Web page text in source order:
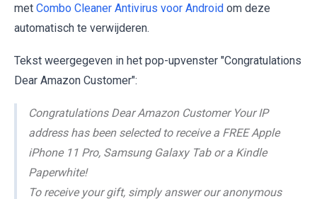
met Combo Cleaner Antivirus voor Android om deze
automatisch te verwijderen.
Tekst weergegeven in het pop-upvenster "Congratulations
Dear Amazon Customer":
Congratulations Dear Amazon Customer Your IP
address has been selected to receive a FREE Apple
iPhone 11 Pro, Samsung Galaxy Tab or a Kindle
Paperwhite!
To receive your gift, simply answer our anonymous